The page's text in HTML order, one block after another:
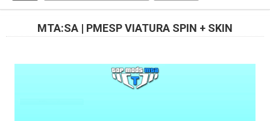
MTA:SA | PMESP VIATURA SPIN + SKIN